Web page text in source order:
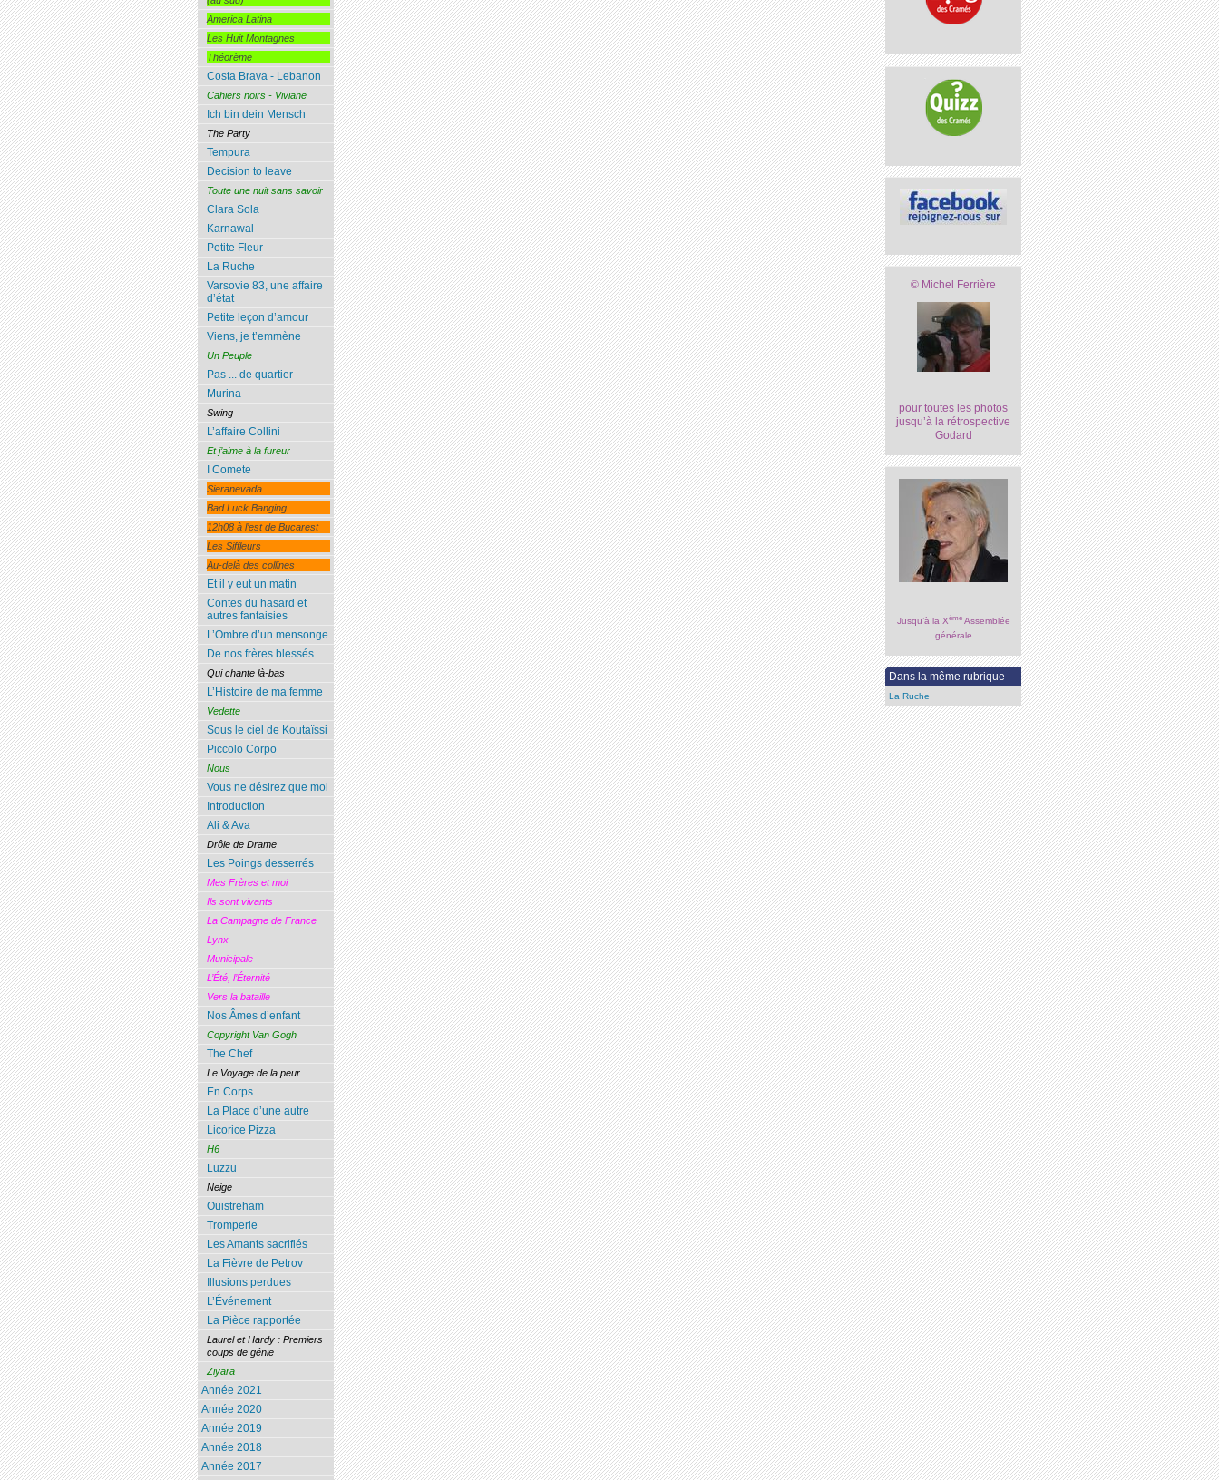
© Michel Ferrière
pour toutes les photos
jusqu’à la rétrospective
Godard
Jusqu’à la XèmeAssemblée
générale
Dans la même rubrique
La Ruche
America Latina
Les Huit Montagnes
Théorème
Costa Brava - Lebanon
Cahiers noirs - Viviane
Ich bin dein Mensch
The Party
Tempura
Decision to leave
Toute une nuit sans savoir
Clara Sola
Karnawal
Petite Fleur
La Ruche
Varsovie 83, une affaire
d’état
Petite leçon d’amour
Viens, je t’emmène
Un Peuple
Pas ... de quartier
Murina
Swing
L’affaire Collini
Et j’aime à la fureur
I Comete
Sieranevada
Bad Luck Banging
12h08 à l’est de Bucarest
Les Siffleurs
Au-delà des collines
Et il y eut un matin
Contes du hasard et
autres fantaisies
L’Ombre d’un mensonge
De nos frères blessés
Qui chante là-bas
L’Histoire de ma femme
Vedette
Sous le ciel de Koutaïssi
Piccolo Corpo
Nous
Vous ne désirez que moi
Introduction
Ali & Ava
Drôle de Drame
Les Poings desserrés
Mes Frères et moi
Ils sont vivants
La Campagne de France
Lynx
Municipale
L’Été, l’Éternité
Vers la bataille
Nos Âmes d’enfant
Copyright Van Gogh
The Chef
Le Voyage de la peur
En Corps
La Place d’une autre
Licorice Pizza
H6
Luzzu
Neige
Ouistreham
Tromperie
Les Amants sacrifiés
La Fièvre de Petrov
Illusions perdues
L’Événement
La Pièce rapportée
Laurel et Hardy : Premiers
coups de génie
Ziyara
Année 2021
Année 2020
Année 2019
Année 2018
Année 2017